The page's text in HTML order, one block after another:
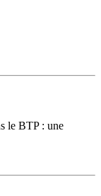
le BTP : une